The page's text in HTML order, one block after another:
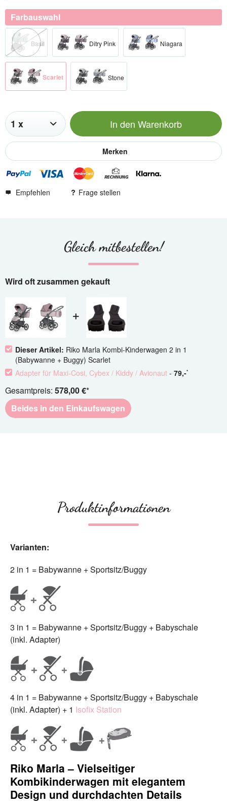
Farbauswahl
Basil Ditry Pink Niagara
Scarlet Stone
In den Warenkorb
Merken
Empfehlen Frage stellen
Gleich mitbestellen!
Wird oft zusammen gekauft
Dieser Artikel: Riko Marla Kombi-Kinderwagen 2 in 1
(Babywanne + Buggy) Scarlet
Adapter für Maxi-Cosi, Cybex / Kiddy / Avionaut - 79,-*
Gesamtpreis: 578,00 €*
Beides in den Einkaufswagen
Produktinformationen
Varianten:
2 in 1 = Babywanne + Sportsitz/Buggy
3 in 1 = Babywanne + Sportsitz/Buggy + Babyschale
(inkl. Adapter)
4 in 1 = Babywanne + Sportsitz/Buggy + Babyschale
(inkl. Adapter) + 1 Isofix Station
Riko Marla – Vielseitiger
Kombikinderwagen mit elegantem
Design und durchdachten Details